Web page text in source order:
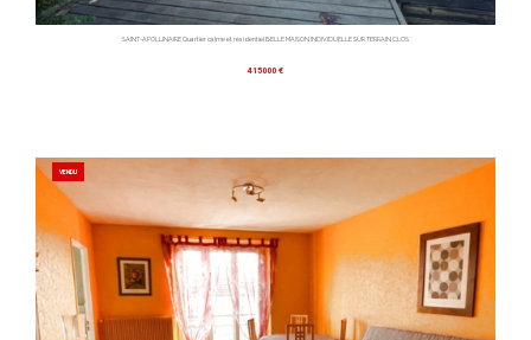
SAINT-APOLLINAIRE Quartier calme et résidentiel BELLE MAISON INDIVIDUELLE SUR TERRAIN CLOS
415000 €
VENDU